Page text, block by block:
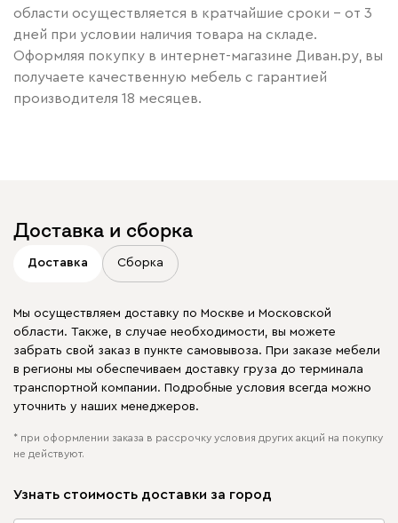
области осуществляется в кратчайшие сроки – от 3
дней при условии наличия товара на складе.
Оформляя покупку в интернет-магазине Диван.ру, вы
получаете качественную мебель с гарантией
производителя 18 месяцев.
Доставка и сборка
Доставка Сборка
Мы осуществляем доставку по Москве и Московской
области. Также, в случае необходимости, вы можете
забрать свой заказ в пункте самовывоза. При заказе мебели
в регионы мы обеспечиваем доставку груза до терминала
транспортной компании. Подробные условия всегда можно
уточнить у наших менеджеров.
* при оформлении заказа в рассрочку условия других акций на покупку
не действуют.
Узнать стоимость доставки за город